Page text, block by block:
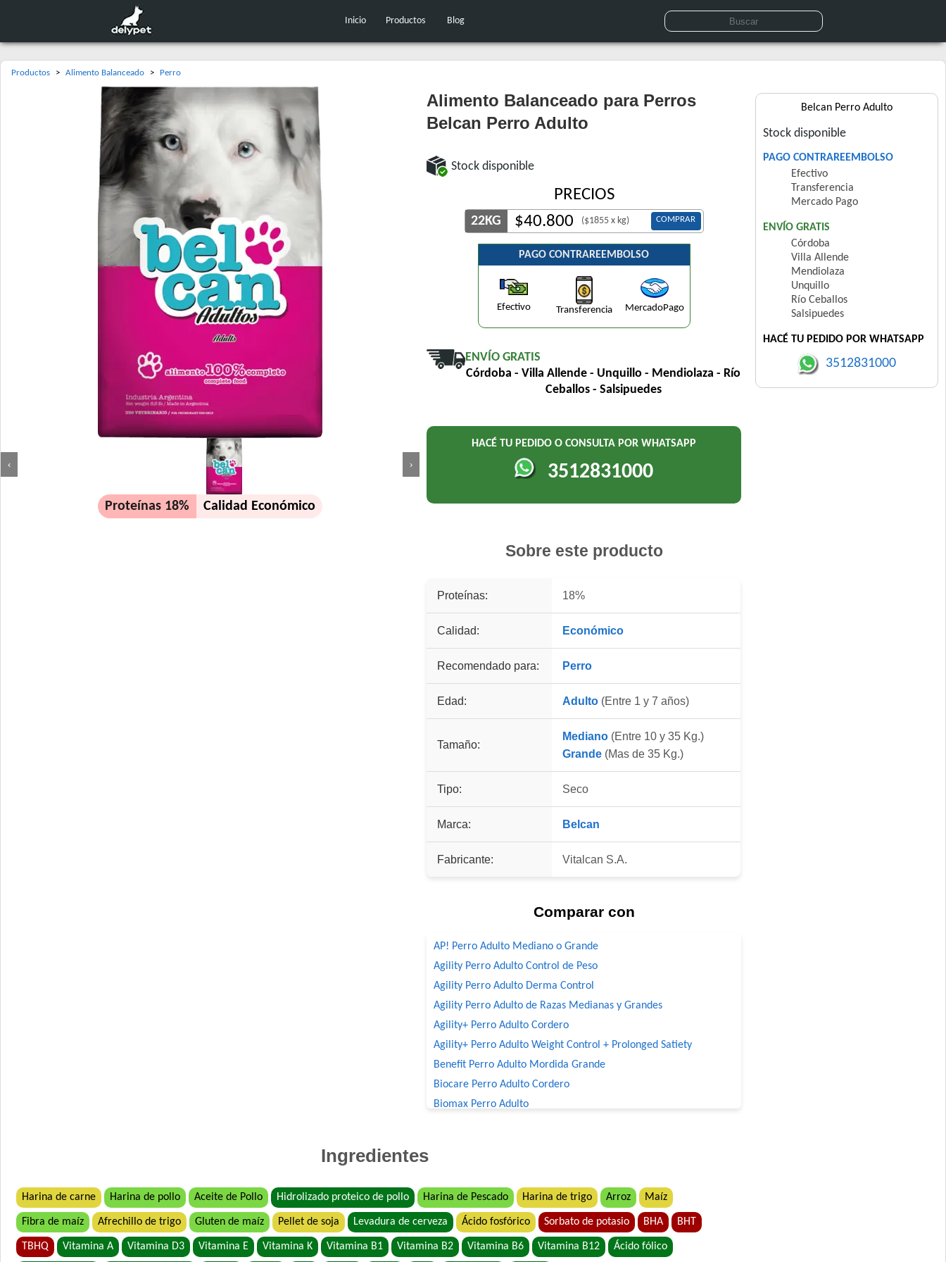
Inicio Productos Blog
Productos > Alimento Balanceado > Perro
‹ ›
Proteínas 18% Calidad Económico
Alimento Balanceado para Perros
Belcan Perro Adulto
Stock disponible
PRECIOS
22KG $40.800 ($1855 x kg) COMPRAR
PAGO CONTRAREEMBOLSO
Efectivo Transferencia MercadoPago
ENVÍO GRATIS
Córdoba - Villa Allende - Unquillo - Mendiolaza - Río
Ceballos - Salsipuedes
HACÉ TU PEDIDO O CONSULTA POR WHATSAPP
3512831000
Sobre este producto
Proteínas: 18%
Calidad: Económico
Recomendado para: Perro
Edad: Adulto (Entre 1 y 7 años)
Tamaño:
Mediano (Entre 10 y 35 Kg.)
Grande (Mas de 35 Kg.)
Tipo: Seco
Marca: Belcan
Fabricante: Vitalcan S.A.
Comparar con
AP! Perro Adulto Mediano o Grande
Agility Perro Adulto Control de Peso
Agility Perro Adulto Derma Control
Agility Perro Adulto de Razas Medianas y Grandes
Agility+ Perro Adulto Cordero
Agility+ Perro Adulto Weight Control + Prolonged Satiety
Benefit Perro Adulto Mordida Grande
Biocare Perro Adulto Cordero
Biomax Perro Adulto
Cacique Nahuel Perro Adulto
Can Active Perro Adulto Mordida Grande
Capitán Perro Adulto
Ingredientes
Harina de carne Harina de pollo Aceite de Pollo Hidrolizado proteico de pollo Harina de Pescado Harina de trigo Arroz Maíz
Fibra de maíz Afrechillo de trigo Gluten de maíz Pellet de soja Levadura de cerveza Ácido fosfórico Sorbato de potasio BHA BHT
TBHQ Vitamina A Vitamina D3 Vitamina E Vitamina K Vitamina B1 Vitamina B2 Vitamina B6 Vitamina B12 Ácido fólico
Belcan Perro Adulto
Stock disponible
PAGO CONTRAREEMBOLSO
Efectivo
Transferencia
Mercado Pago
ENVÍO GRATIS
Córdoba
Villa Allende
Mendiolaza
Unquillo
Río Ceballos
Salsipuedes
HACÉ TU PEDIDO POR WHATSAPP
3512831000